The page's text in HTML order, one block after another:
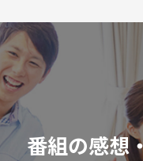
番組の感